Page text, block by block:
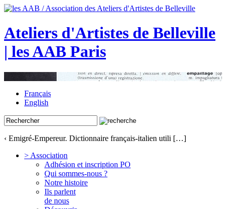
Ateliers d'Artistes de Belleville
| les AAB Paris
Français
English
‹ Emigré-Empereur. Dictionnaire français-italien utili […]
> Association
Adhésion et inscription PO
Qui sommes-nous ?
Notre histoire
Ils parlent
de nous